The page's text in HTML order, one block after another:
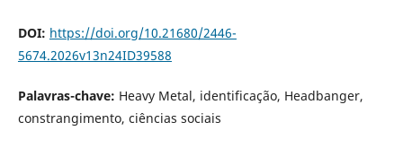
DOI: https://doi.org/10.21680/2446-
5674.2026v13n24ID39588
Palavras-chave: Heavy Metal, identificação, Headbanger,
constrangimento, ciências sociais